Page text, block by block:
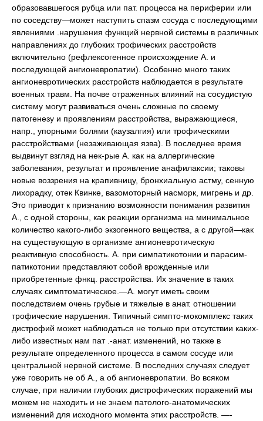
образовавшегося рубца или пат. процесса на периферии или
по соседству—может наступить спазм сосуда с последующими
явлениями .нарушения функций нервной системы в различных
направлениях до глубоких трофических расстройств
включительно (рефлексогенное происхождение А. и
последующей ангионевропатии). Особенно много таких
ангионевротических расстройств наблюдается в результате
военных травм. На почве отраженных влияний на сосудистую
систему могут развиваться очень сложные по своему
патогенезу и проявлениям расстройства, выражающиеся,
напр., упорными болями (каузалгия) или трофическими
расстройствами (незаживающая язва). В последнее время
выдвинут взгляд на нек-рые А. как на аллергические
заболевания, результат и проявление анафилаксии; таковы
новые воззрения на крапивницу, бронхиальную астму, сенную
лихорадку, отек Квинке, вазомоторный насморк, мигрень и др.
Это приводит к признанию возможности понимания развития
А., с одной стороны, как реакции организма на минимальное
количество какого-либо экзогенного вещества, а с другой—как
на существующую в организме ангионевротическую
реактивную способность. А. при симпатикотонии и парасим-
патикотонии представляют собой врожденные или
приобретенные фнкц. расстройства. Их значение в таких
случаях симптоматическое.—А. могут иметь своим
последствием очень грубые и тяжелые в анат. отношении
трофические нарушения. Типичный симпто-мокомплекс таких
дистрофий может наблюдаться не только при отсутствии каких-
либо известных нам пат .-анат. изменений, но также в
результате определенного процесса в самом сосуде или
центральной нервной системе. В последних случаях следует
уже говорить не об А., а об ангионевропатии. Во всяком
случае, при наличии глубоких дистрофических поражений мы
можем не находить и не знаем патолого-анатомических
изменений для исходного момента этих расстройств. —-